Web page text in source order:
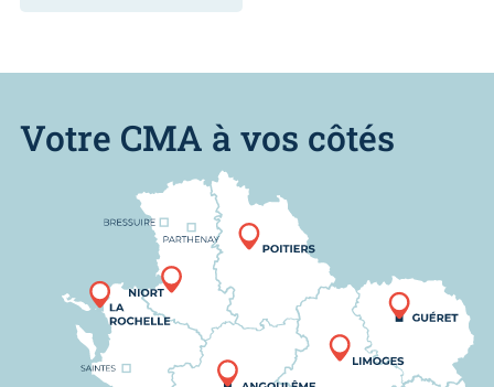
Votre CMA à vos côtés